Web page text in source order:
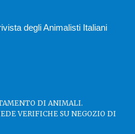
degli Animalisti Italiani
DI ANIMALI.
VERIFICHE SU NEGOZIO DI